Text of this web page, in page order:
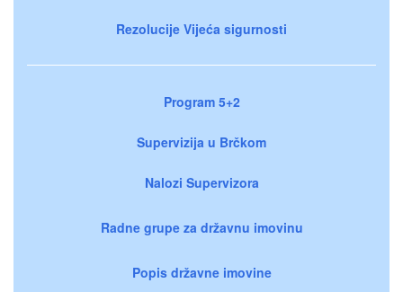
Rezolucije Vijeća sigurnosti
Program 5+2
Supervizija u Brčkom
Nalozi Supervizora
Radne grupe za državnu imovinu
Popis državne imovine